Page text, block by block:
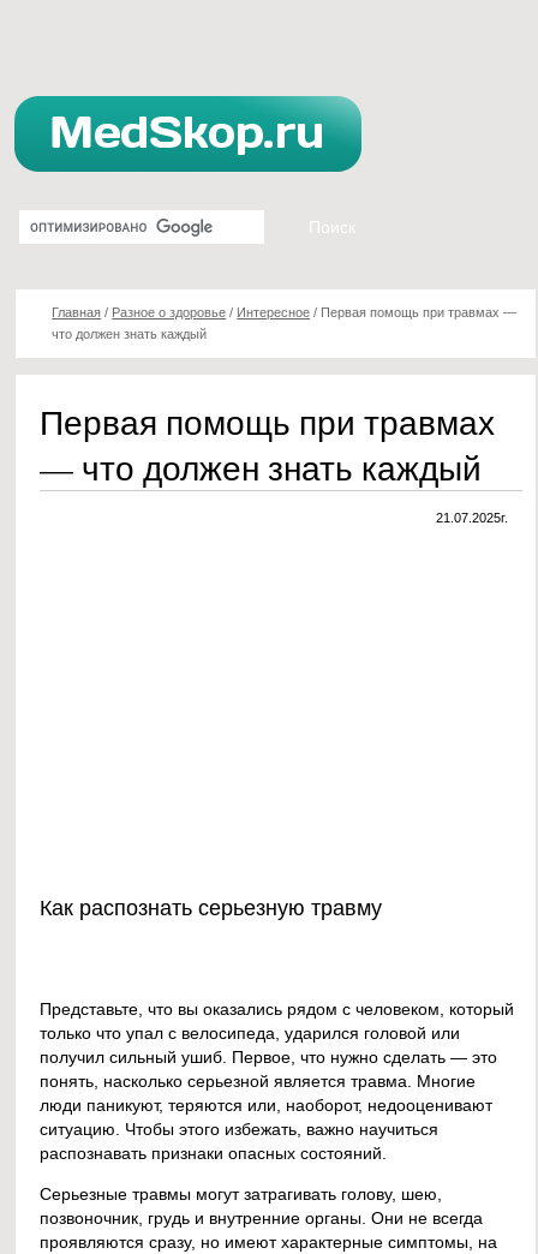
Главная / Разное о здоровье / Интересное / Первая помощь при травмах —
что должен знать каждый
Первая помощь при травмах
— что должен знать каждый
21.07.2025г.
Как распознать серьезную травму
Представьте, что вы оказались рядом с человеком, который
только что упал с велосипеда, ударился головой или
получил сильный ушиб. Первое, что нужно сделать — это
понять, насколько серьезной является травма. Многие
люди паникуют, теряются или, наоборот, недооценивают
ситуацию. Чтобы этого избежать, важно научиться
распознавать признаки опасных состояний.
Серьезные травмы могут затрагивать голову, шею,
позвоночник, грудь и внутренние органы. Они не всегда
проявляются сразу, но имеют характерные симптомы, на